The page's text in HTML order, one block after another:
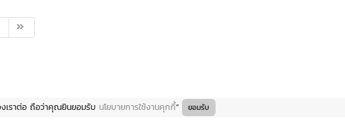
เราต่อ ถือว่าคุณยินยอมรับ นโยบายการใช้งานคุกกี้” ยอมรับ